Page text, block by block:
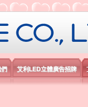
公司
艾利LED立體廣告招牌